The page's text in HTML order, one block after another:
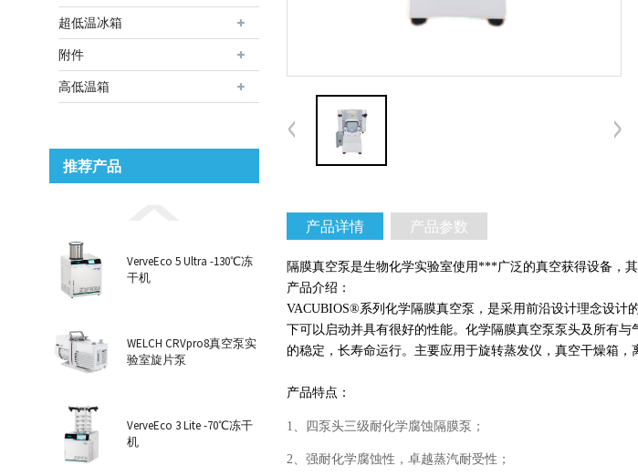
超低温冰箱
附件
高低温箱
推荐产品
VerveEco 5 Ultra -130℃冻
干机
WELCH CRVpro8真空泵实
验室旋片泵
VerveEco 3 Lite -70℃冻干
机
产品详情 产品参数
隔膜真空泵是生物化学实验室使用***广泛的真空获得设备，
产品介绍：
VACUBIOS®系列化学隔膜真空泵，是采用前沿设计理念设计
下可以启动并具有很好的性能。化学隔膜真空泵泵头及所有
的稳定，长寿命运行。主要应用于旋转蒸发仪，真空干燥箱，
产品特点：
1、四泵头三级耐化学腐蚀隔膜泵；
2、强耐化学腐蚀性，卓越蒸汽耐受性；